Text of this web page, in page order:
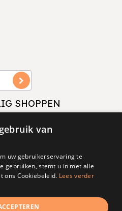
SHOPPEN
van
uw gebruikerservaring te
gebruiken, stemt u in met alle
ons Cookiebeleid. Lees verder